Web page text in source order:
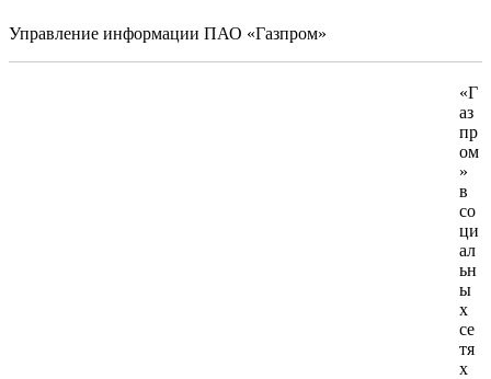
Управление информации ПАО «Газпром»
«Г
аз
пр
ом
»
в
со
ци
ал
ьн
ы
х
се
тя
х